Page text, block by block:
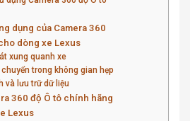
dụng của Camera 360
dòng xe Lexus
xung quanh xe
trong không gian hẹp
và lưu trữ dữ liệu
360 độ Ô tô chính hãng
Lexus